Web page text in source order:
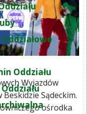
Oddziału
Wyjazdów
Sądeckim.
ośrodka